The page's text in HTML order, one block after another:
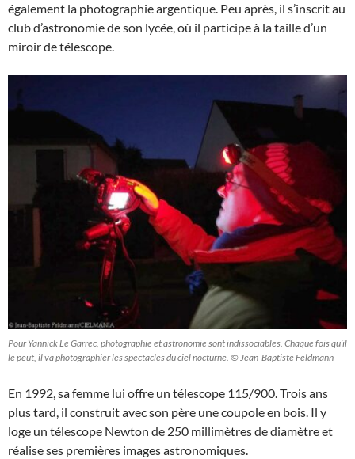
également la photographie argentique. Peu après, il s’inscrit au
club d’astronomie de son lycée, où il participe à la taille d’un
miroir de télescope.
Pour Yannick Le Garrec, photographie et astronomie sont indissociables. Chaque fois qu’il
le peut, il va photographier les spectacles du ciel nocturne. © Jean-Baptiste Feldmann
En 1992, sa femme lui offre un télescope 115/900. Trois ans
plus tard, il construit avec son père une coupole en bois. Il y
loge un télescope Newton de 250 millimètres de diamètre et
réalise ses premières images astronomiques.